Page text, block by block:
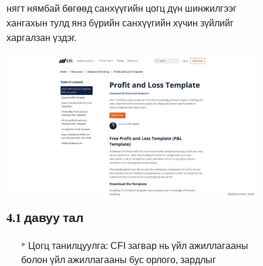
нягт нямбай бөгөөд санхүүгийн цогц дүн шинжилгээг
хангахын тулд янз бүрийн санхүүгийн хүчин зүйлийг
харгалзан үздэг.
4.1 давуу тал
Цогц танилцуулга: CFI загвар нь үйл ажиллагааны
болон үйл ажиллагааны бус орлого, зардлыг